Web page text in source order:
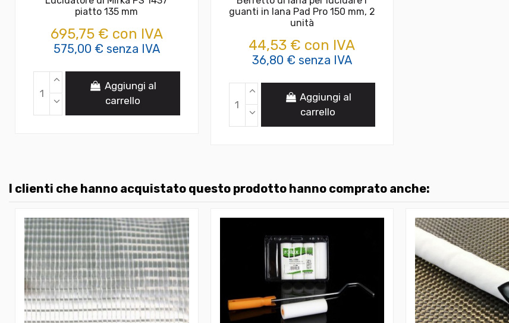
piatto 135 mm
695,75 € con IVA
575,00 € senza IVA
Aggiungi al
carrello
guanti in lana Pad Pro 150 mm, 2
unità
44,53 € con IVA
36,80 € senza IVA
Aggiungi al
carrello
I clienti che hanno acquistato questo prodotto hanno comprato anche: